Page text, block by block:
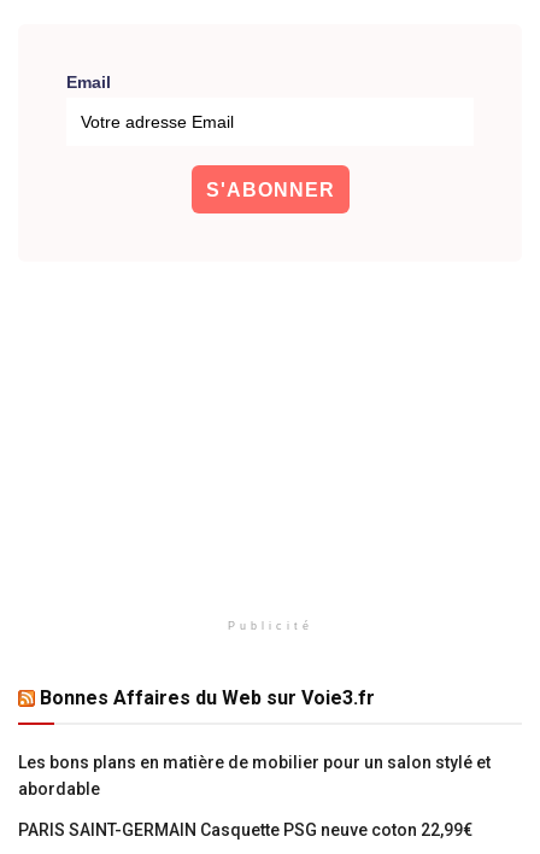
Email
Publicité
Bonnes Affaires du Web sur Voie3.fr
Les bons plans en matière de mobilier pour un salon stylé et
abordable
PARIS SAINT-GERMAIN Casquette PSG neuve coton 22,99€